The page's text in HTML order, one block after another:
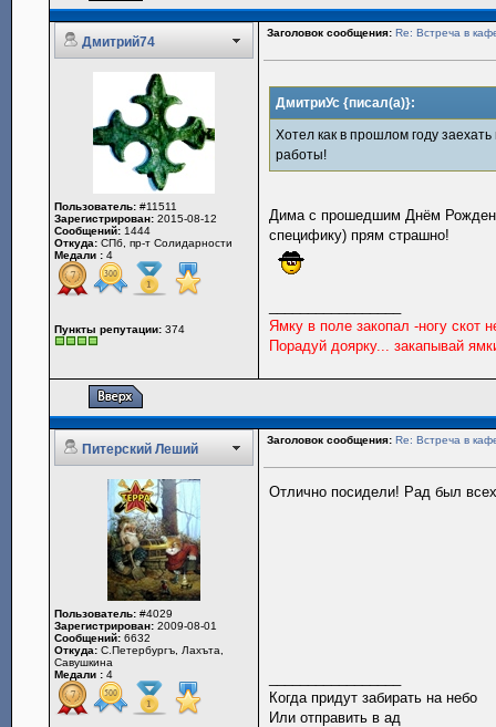
Дмитрий74
Заголовок сообщения: Re: Встреча в
Пользователь: #11511
Зарегистрирован: 2015-08-12
Сообщений: 1444
Откуда: СПб, пр-т Солидарности
Медали : 4
Пункты репутации: 374
ДмитриУс {писал(а)}:
Хотел как в прошлом году
работы!
Дима с прошедшим Днём
специфику) прям страшно!
Ямку в поле закопал -ногу скот
Порадуй доярку... закапывай
Питерский Леший
Заголовок сообщения: Re: Встреча в
Пользователь: #4029
Зарегистрирован: 2009-08-01
Сообщений: 6632
Откуда: С.Петербургъ, Лахъта,
Савушкина
Медали : 4
Отлично посидели! Рад был
Когда придут забирать на небо
Или отправить в ад